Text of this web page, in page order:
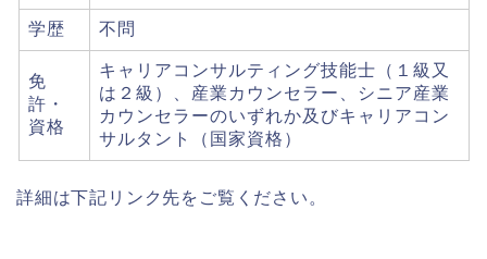
学歴 不問
免
許・
資格
キャリアコンサルティング技能士（１級又
は２級）、産業カウンセラー、シニア産業
カウンセラーのいずれか及びキャリアコン
サルタント（国家資格）
詳細は下記リンク先をご覧ください。